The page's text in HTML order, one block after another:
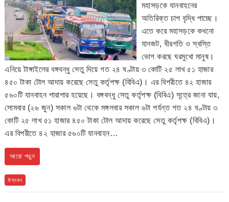
মহাসড়কে যানবাহনের
অতিরিক্ত চাপ বৃদ্ধি পাচ্ছে।
এতে করে মহাসড়কে কখনো
যানজট, ধীরগতি ও স্বস্তি
ভোগ করছে ঘরমুখো মানুষ।
এনিয়ে টাঙ্গাইলের বঙ্গবন্ধু সেতু দিয়ে গত ২৪ ঘণ্টায় ৩ কোটি ২৫ লাখ ৫১ হাজার
৪৫০ টাকা টোল আদায় করেছে সেতু কর্তৃপক্ষ (বিবিএ)। এর বিপরীতে ৪২ হাজার
৫৬০টি যানবাহন পারাপার হয়েছে। বঙ্গবন্ধু সেতু কর্তৃপক্ষ (বিবিএ) সূত্রে জানা যায়,
সোমবার (২৬ জুন) সকাল ৬টা থেকে মঙ্গলবার সকাল ৬টা পর্যন্ত গত ২৪ ঘণ্টায় ৩
কোটি ২৫ লাখ ৫১ হাজার ৪৫০ টাকা টোল আদায় করেছে সেতু কর্তৃপক্ষ (বিবিএ)।
এর বিপরীতে ৪২ হাজার ৫৬০টি যানবাহন…
আরো পড়ুন
উন্নয়ন